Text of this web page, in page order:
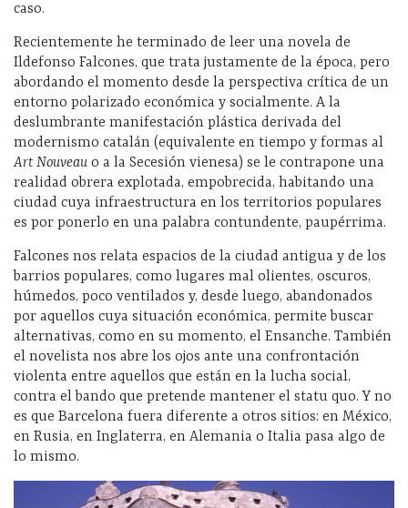
caso.
Recientemente he terminado de leer una novela de
Ildefonso Falcones, que trata justamente de la época, pero
abordando el momento desde la perspectiva crítica de un
entorno polarizado económica y socialmente. A la
deslumbrante manifestación plástica derivada del
modernismo catalán (equivalente en tiempo y formas al
Art Nouveau o a la Secesión vienesa) se le contrapone una
realidad obrera explotada, empobrecida, habitando una
ciudad cuya infraestructura en los territorios populares
es por ponerlo en una palabra contundente, paupérrima.
Falcones nos relata espacios de la ciudad antigua y de los
barrios populares, como lugares mal olientes, oscuros,
húmedos, poco ventilados y, desde luego, abandonados
por aquellos cuya situación económica, permite buscar
alternativas, como en su momento, el Ensanche. También
el novelista nos abre los ojos ante una confrontación
violenta entre aquellos que están en la lucha social,
contra el bando que pretende mantener el statu quo. Y no
es que Barcelona fuera diferente a otros sitios: en México,
en Rusia, en Inglaterra, en Alemania o Italia pasa algo de
lo mismo.